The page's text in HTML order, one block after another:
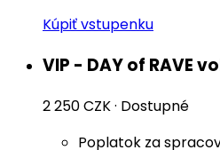
Kúpiť vstupenku
VIP - DAY of RAVE
2 250 CZK· Dostupné
Poplatok za